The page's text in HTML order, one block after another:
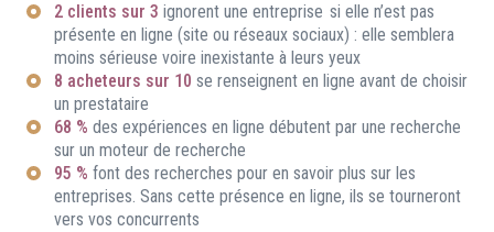
2 clients sur 3 ignorent une entreprise si elle n’est pas
présente en ligne (site ou réseaux sociaux) : elle semblera
moins sérieuse voire inexistante à leurs yeux
8 acheteurs sur 10 se renseignent en ligne avant de choisir
un prestataire
68 % des expériences en ligne débutent par une recherche
sur un moteur de recherche
95 % font des recherches pour en savoir plus sur les
entreprises. Sans cette présence en ligne, ils se tourneront
vers vos concurrents